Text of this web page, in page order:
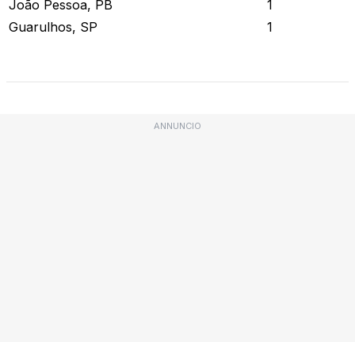
João Pessoa, PB
1
Guarulhos, SP
1
ANNUNCIO